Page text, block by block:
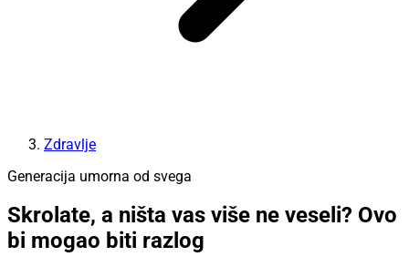
Zdravlje
Generacija umorna od svega
Skrolate, a ništa vas više ne veseli? Ovo
bi mogao biti razlog